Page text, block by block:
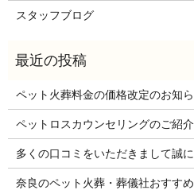
スタッフブログ
ペット火葬料金の価格改定のお知
ペットロスカウンセリングのご紹介
多くの口コミをいただきまして誠
奈良のペット火葬・葬儀社おすす